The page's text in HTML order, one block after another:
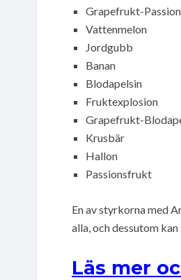
Grapefrukt-
Vattenmelon
Jordgubb
Banan
Blodapelsin
Fruktexplosion
Grapefrukt-
Krusbär
Hallon
Passionsfrukt
En av styrkorna med
alla, och dessutom
Läs mer